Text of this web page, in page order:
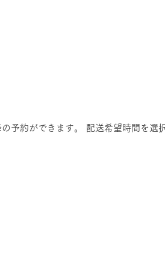
予約ができます。 配送希望時間を選